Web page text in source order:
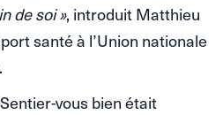
de soi », introduit Matthieu
santé à l’Union nationale
vous bien était